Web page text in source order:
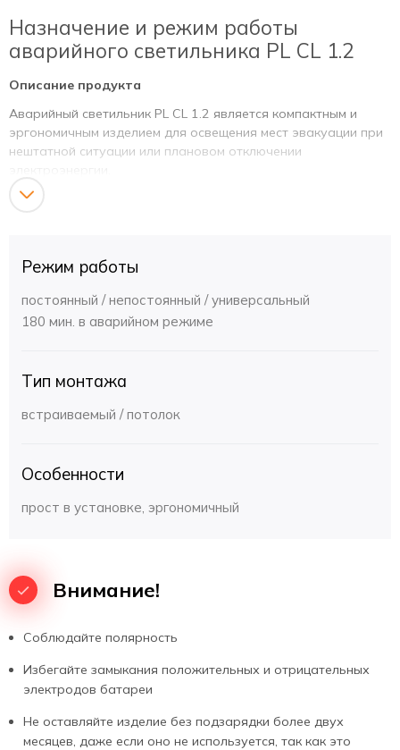
Назначение и режим работы
аварийного светильника PL CL 1.2
Описание продукта
Аварийный светильник PL CL 1.2 является компактным и
эргономичным изделием для освещения мест эвакуации при
нештатной ситуации или плановом отключении
Режим работы
Установка и указания по
эксплуатации
Маркировка подключения и описание индикаторов.
подключения/отключения постоянного режима.
Зеленый светодиод - светильник подключен к сети 220 В,
заряд аккумлятора.
"Аварийный потолочный светильник PL СL 1.2", технических
менеджерам Компании Pelastus. Узнать подробности и
22 52
, либо через обратную связь на сайте. Наши
менеджеры уточнят наличие, цену, сроки поставки и
Режим работы
постоянный / непостоянный / универсальный
180 мин. в аварийном режиме
Тип монтажа
встраиваемый / потолок
Особенности
прост в установке, эргономичный
Внимание!
Соблюдайте полярность
Избегайте замыкания положительных и отрицательных
электродов батареи
Не оставляйте изделие без подзарядки более двух
месяцев, даже если оно не используется, так как это